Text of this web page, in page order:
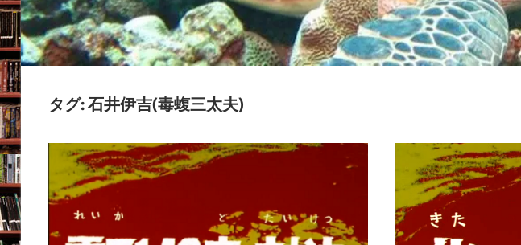
の
ブ
ロ
タグ:石井伊吉(毒蝮三太夫)